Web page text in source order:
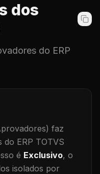
dos
do ERP
faz
do ERP TOTVS
é Exclusivo, o
isolados por